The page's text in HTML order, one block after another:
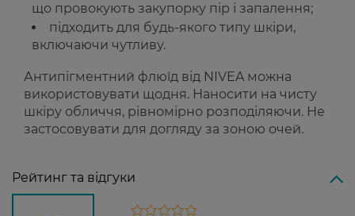
що провокують закупорку пір і запалення;
підходить для будь-якого типу шкіри,
включаючи чутливу.
Антипігментний флюїд від NIVEA можна
використовувати щодня. Наносити на чисту
шкіру обличчя, рівномірно розподіляючи. Не
застосовувати для догляду за зоною очей.
Рейтинг та відгуки